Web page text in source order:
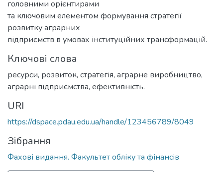
головними орієнтирами
та ключовим елементом формування стратегії
розвитку аграрних
підприємств в умовах інституційних трансформацій.
Ключові слова
ресурси, розвиток, стратегія, аграрне виробництво,
аграрні підприємства, ефективність.
URI
https://dspace.pdau.edu.ua/handle/123456789/8049
Зібрання
Фахові видання. Факультет обліку та фінансів